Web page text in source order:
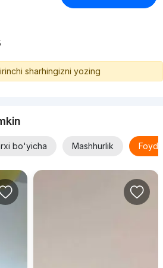
sharhingizni yozing
bo'yicha Mashhurlik